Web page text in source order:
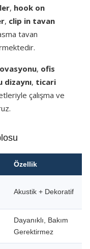
, hook on
, clip in tavan
tavan
, ofis
dizaynı, ticari
çalışma ve
Özellik
Akustik + Dekoratif
Dayanıklı, Bakım
Gerektirmez